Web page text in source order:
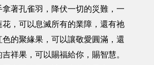
拿著孔雀羽，降伏一切的災難，一
花，可以息滅所有的業障，還有祂
色的聚緣果，可以讓敬愛圓滿，還
祥果，可以賜福給你，賜智慧。